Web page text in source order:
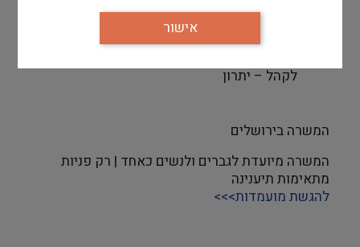
שפות: עברית ברמת שפת אם, אנגלית ברמה
טובה, שפות נוספות – יתרון
לקהל – יתרון
המשרה בירושלים
המשרה מיועדת לגברים ולנשים כאחד | רק פניות
מתאימות תיענינה
להגשת מועמדות>>>
אישור